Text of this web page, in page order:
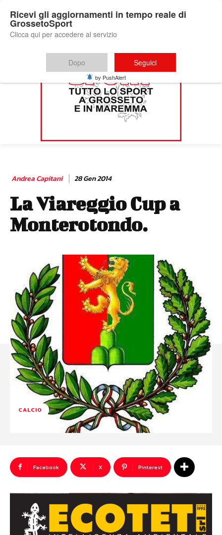
Andrea Capitani 28 Gen 2014
La Viareggio Cup a
Monterotondo.
CALCIO
Facebook X Pinterest
Ricevi gli aggiornamenti in tempo reale di
GrossetoSport
Clicca qui per accedere al servizio
Dopo Seguici
by PushAlert